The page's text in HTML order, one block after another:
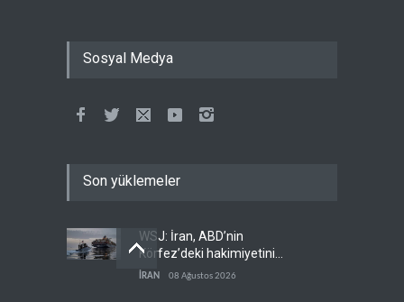
Sosyal Medya
Son yüklemeler
WSJ: İran, ABD’nin
Körfez’deki hakimiyetini
sona erdiriyor
İRAN 08 Ağustos 2026